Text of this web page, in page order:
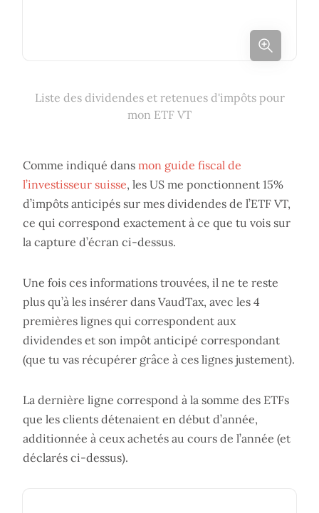
Liste des dividendes et retenues d'impôts pour
mon ETF VT
Comme indiqué dans mon guide fiscal de
l’investisseur suisse, les US me ponctionnent 15%
d’impôts anticipés sur mes dividendes de l’ETF VT,
ce qui correspond exactement à ce que tu vois sur
la capture d’écran ci-dessus.
Une fois ces informations trouvées, il ne te reste
plus qu’à les insérer dans VaudTax, avec les 4
premières lignes qui correspondent aux
dividendes et son impôt anticipé correspondant
(que tu vas récupérer grâce à ces lignes justement).
La dernière ligne correspond à la somme des ETFs
que les clients détenaient en début d’année,
additionnée à ceux achetés au cours de l’année (et
déclarés ci-dessus).